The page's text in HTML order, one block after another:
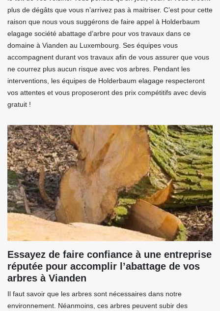
plus de dégâts que vous n’arrivez pas à maitriser. C’est pour cette
raison que nous vous suggérons de faire appel à Holderbaum
elagage société abattage d’arbre pour vos travaux dans ce
domaine à Vianden au Luxembourg. Ses équipes vous
accompagnent durant vos travaux afin de vous assurer que vous
ne courrez plus aucun risque avec vos arbres. Pendant les
interventions, les équipes de Holderbaum elagage respecteront
vos attentes et vous proposeront des prix compétitifs avec devis
gratuit !
Essayez de faire confiance à une entreprise
réputée pour accomplir l’abattage de vos
arbres à Vianden
Il faut savoir que les arbres sont nécessaires dans notre
environnement. Néanmoins, ces arbres peuvent subir des